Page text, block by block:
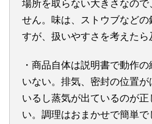
場所を取らない大きさなので
せん。味は、ストウブなどの
すが、扱いやすさを考えたら
・商品自体は説明書で動作
いない。排気、密封の位置
いるし蒸気が出ているのが
い。調理はおまかせで簡単で